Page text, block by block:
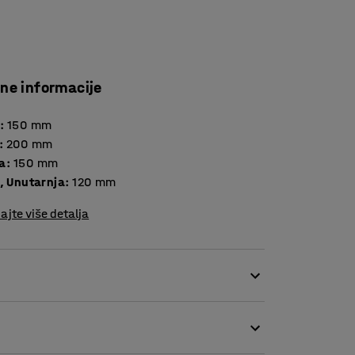
informacije
: 150 mm
: 200 mm
: 150 mm
Unutarnja: 120 mm
više detalja